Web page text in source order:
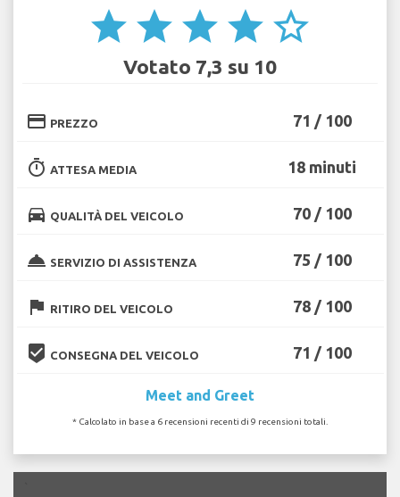
star star star star star_border
Votato 7,3 su 10
credit_card PREZZO 71 / 100
timer ATTESA MEDIA 18 minuti
directions_car QUALITÀ DEL VEICOLO 70 / 100
room_service SERVIZIO DI ASSISTENZA 75 / 100
flag RITIRO DEL VEICOLO 78 / 100
beenhere CONSEGNA DEL VEICOLO 71 / 100
Meet and Greet
* Calcolato in base a 6 recensioni recenti di 9 recensioni totali.